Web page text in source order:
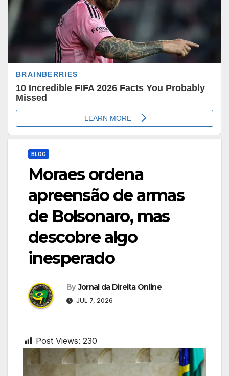
BLOG
Moraes ordena
apreensão de armas
de Bolsonaro, mas
descobre algo
inesperado
By Jornal da Direita Online
JUL 7, 2026
Post Views: 230